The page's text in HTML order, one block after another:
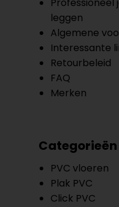
leggen
Algemene
Interessante
Retourbeleid
FAQ
Merken
Categorieën
PVC vloeren
Plak PVC
Click PVC